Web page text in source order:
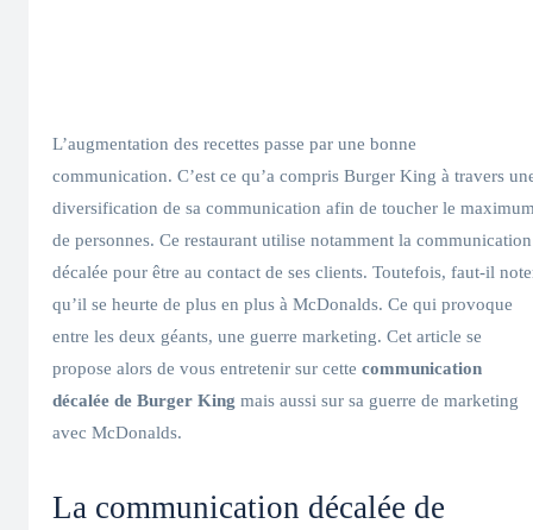
L’augmentation des recettes passe par une bonne
communication. C’est ce qu’a compris Burger King à travers
diversification de sa communication afin de toucher le
de personnes. Ce restaurant utilise notamment la communication
décalée pour être au contact de ses clients. Toutefois, faut-il
qu’il se heurte de plus en plus à McDonalds. Ce qui provoque
entre les deux géants, une guerre marketing. Cet article se
propose alors de vous entretenir sur cette communication
décalée de Burger King mais aussi sur sa guerre de marketing
avec McDonalds.
La communication décalée de